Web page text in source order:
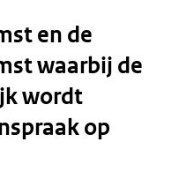
en de
waarbij de
wordt
op